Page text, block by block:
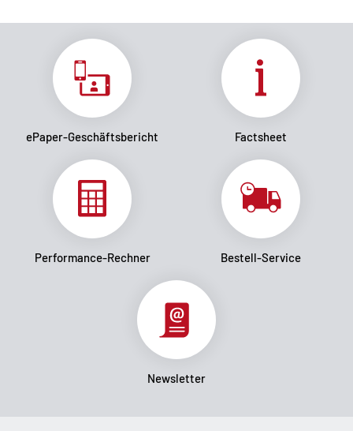
ePaper-Geschäftsbericht Factsheet
Performance-Rechner Bestell-Service
Newsletter